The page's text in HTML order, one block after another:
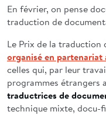
En février, on pense
traduction de
Le Prix de la traduction
organisé en partenariat
celles qui, par leur
programmes étrangers
traductrices de
technique mixte, docu-